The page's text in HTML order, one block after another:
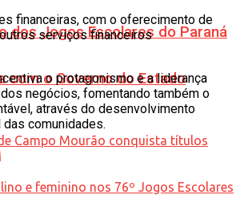
dos Jogos Escolares do Paraná
com o Governo do Estado
financeiras, com o oferecimento de
serviços financeiros
o protagonismo e a liderança
negócios, fomentando também o
através do desenvolvimento
comunidades.